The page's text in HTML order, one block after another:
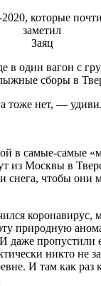
Заяц
в один вагон с
сборы в
тоже нет, —
в самые-самые
из Москвы в
снега, чтобы они
коронавирус,
природную
даже пропустили
никто не
И там как раз